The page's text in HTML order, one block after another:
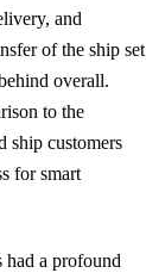
and
of the ship set
overall.
to the
ship customers
for smart
had a profound